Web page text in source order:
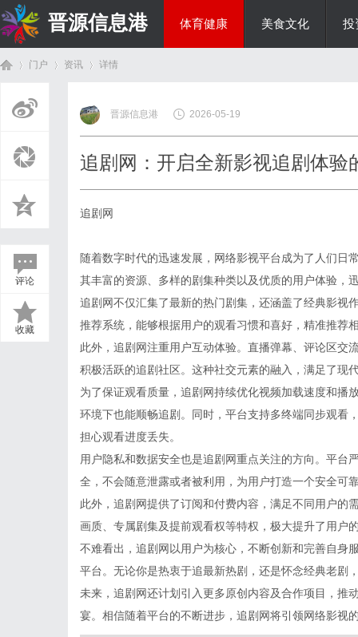
晋源信息港 体育健康 美食文化 投
门户 资讯
›
详情
评论
收藏
晋源信息港 2026-05-19
追剧网：开启全新影视追剧体验
追剧网
随着数字时代的迅速发展，网络影视平台成为了人们日
其丰富的资源、多样的剧集种类以及优质的用户体验，
追剧网不仅汇集了最新的热门剧集，还涵盖了经典影视
推荐系统，能够根据用户的观看习惯和喜好，精准推荐
此外，追剧网注重用户互动体验。直播弹幕、评论区交
积极活跃的追剧社区。这种社交元素的融入，满足了现
为了保证观看质量，追剧网持续优化视频加载速度和播
环境下也能顺畅追剧。同时，平台支持多终端同步观看
担心观看进度丢失。
用户隐私和数据安全也是追剧网重点关注的方向。平台
全，不会随意泄露或者被利用，为用户打造一个安全可
此外，追剧网提供了订阅和付费内容，满足不同用户的
画质、专属剧集及提前观看权等特权，极大提升了用户
不难看出，追剧网以用户为核心，不断创新和完善自身
平台。无论你是热衷于追最新热剧，还是怀念经典老剧
未来，追剧网还计划引入更多原创内容及合作项目，推
宴。相信随着平台的不断进步，追剧网将引领网络影视